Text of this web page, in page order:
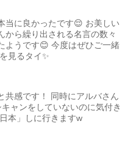
当に良かったです😌 お美しい
から繰り出される名言の数々
ようです😊 今度はぜひご一緒
見るタイ✨
共感です！ 同時にアルバさん
ャンをしていないのに気付き
本」しに行きますw